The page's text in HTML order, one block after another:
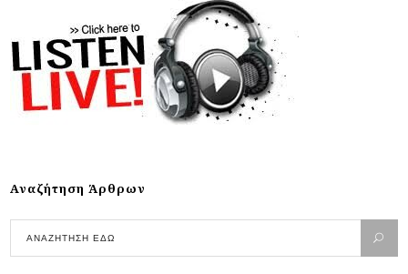
Αναζήτηση Άρθρων